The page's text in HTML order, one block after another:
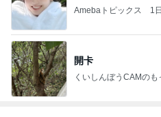
Amebaトピックス 1
開卡
くいしんぼうCAMの